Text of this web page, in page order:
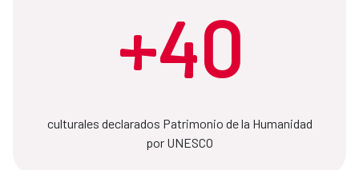
+40
culturales declarados Patrimonio de la Humanidad
por UNESCO